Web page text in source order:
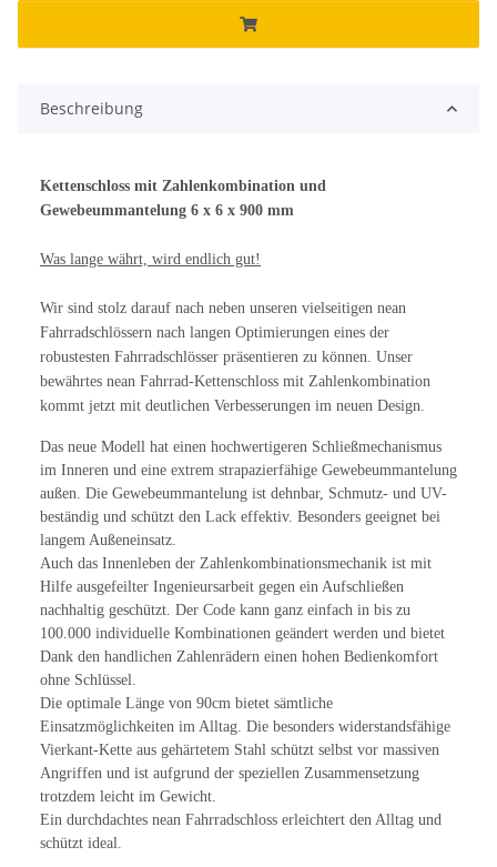
Beschreibung
Kettenschloss mit Zahlenkombination und
Gewebeummantelung 6 x 6 x 900 mm
Was lange währt, wird endlich gut!
Wir sind stolz darauf nach neben unseren vielseitigen nean
Fahrradschlössern nach langen Optimierungen eines der
robustesten Fahrradschlösser präsentieren zu können. Unser
bewährtes nean Fahrrad-Kettenschloss mit Zahlenkombination
kommt jetzt mit deutlichen Verbesserungen im neuen Design.
Das neue Modell hat einen hochwertigeren Schließmechanismus
im Inneren und eine extrem strapazierfähige Gewebeummantelung
außen. Die Gewebeummantelung ist dehnbar, Schmutz- und UV-
beständig und schützt den Lack effektiv. Besonders geeignet bei
langem Außeneinsatz.
Auch das Innenleben der Zahlenkombinationsmechanik ist mit
Hilfe ausgefeilter Ingenieursarbeit gegen ein Aufschließen
nachhaltig geschützt. Der Code kann ganz einfach in bis zu
100.000 individuelle Kombinationen geändert werden und bietet
Dank den handlichen Zahlenrädern einen hohen Bedienkomfort
ohne Schlüssel.
Die optimale Länge von 90cm bietet sämtliche
Einsatzmöglichkeiten im Alltag. Die besonders widerstandsfähige
Vierkant-Kette aus gehärtetem Stahl schützt selbst vor massiven
Angriffen und ist aufgrund der speziellen Zusammensetzung
trotzdem leicht im Gewicht.
Ein durchdachtes nean Fahrradschloss erleichtert den Alltag und
schützt ideal.